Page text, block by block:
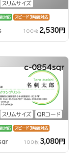
スリムサイズ
対応 スピード3時間対応
100枚 2,530円
スリムサイズ QRコード
c-0854sqr
対応 スピード3時間対応
100枚 3,080円